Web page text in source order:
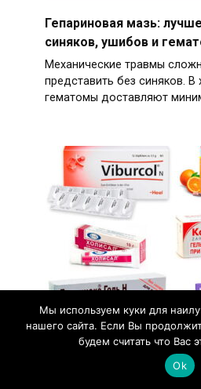
Гепариновая мазь:
синяков, ушибов и
Механические травмы
представить без синяков.
гематомы доставляют
Выбираем мазь для
эффективные средства
кровоточивости и
Мы используем куки для
нашего сайта. Если Вы
будем считать что Вас
Ok